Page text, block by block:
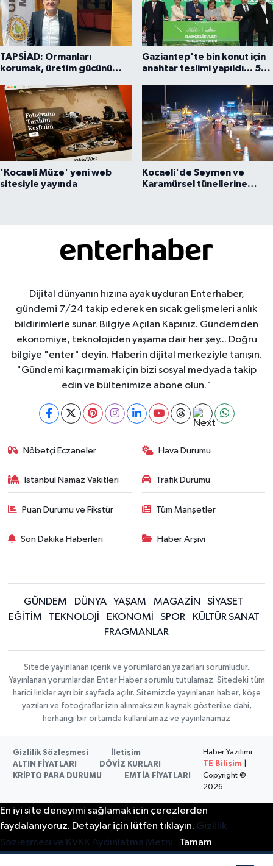
TAPSİAD: Ormanları
korumak, üretim gücünü
Gaziantep'te bin konut için
anahtar teslimi yapıldı... 5
'Kocaeli Müze' yeni web
sitesiyle yayında
Kocaeli'de Seymen ve
Karamürsel tünellerine
Dijital dünyanın hızına ayak uyduran Enterhaber,
gündemi 7/24 takip ederek en sıcak gelişmeleri anlık
bildirimlerle sunar. Bilgiye Açılan Kapınız. Gündemden
ekonomiye, teknolojiden yaşama dair her şey... Doğru
bilgiye "enter" deyin. Haberin dijital merkeziyle tanışın.
"Gündemi kaçırmamak için bizi sosyal medyada takip
edin ve bültenimize abone olun."
Nöbetçi Eczaneler Hava Durumu
İstanbul Namaz Vakitleri Trafik Durumu
Puan Durumu ve Fikstür Tüm Manşetler
Son Dakika Haberleri Haber Arşivi
GÜNDEM DÜNYA YAŞAM MAGAZİN
SİYASET
EĞİTİM
TEKNOLOJİ EKONOMİ SPOR
KÜLTÜR SANAT
FRAGMANLAR
Sitede yayınlanan içerik ve yorumlardan yazarları sorumludur.
Yayınlanan yorumlardan Enter Haber sorumlu tutulamaz. Sitedeki tüm
harici linkler ayrı bir sayfada açılır. Sitemizde yayınlanan haber, köşe
yazıları ve fotoğraflar izin alınmaksızın kaynak gösterilse dahi,
herhangi bir ortamda kullanılamaz ve yayınlanamaz
Gizlilik Sözleşmesi
İletişim
ALTIN FİYATLARI
DÖVİZ KURLARI
KRİPTO PARA DURUMU
EMTİA FİYATLARI
Haber Yazılımı:
TE Bilişim
Copyright ©
2026
En iyi site deneyimi sağlamak için çerezlerden
faydalanıyoruz. Detaylar için lütfen tıklayın. Gizlilik
Sözleşmesi ve KVKK Aydınlatma Metni
Tamam